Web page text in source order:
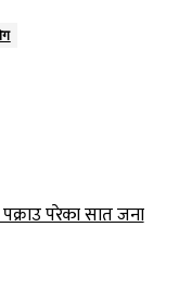
पक्राउ परेका सात जना